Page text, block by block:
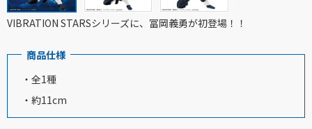
VIBRATION STARSシリーズに、冨岡義勇が初登場！！
商品仕様
・全1種
・約11cm